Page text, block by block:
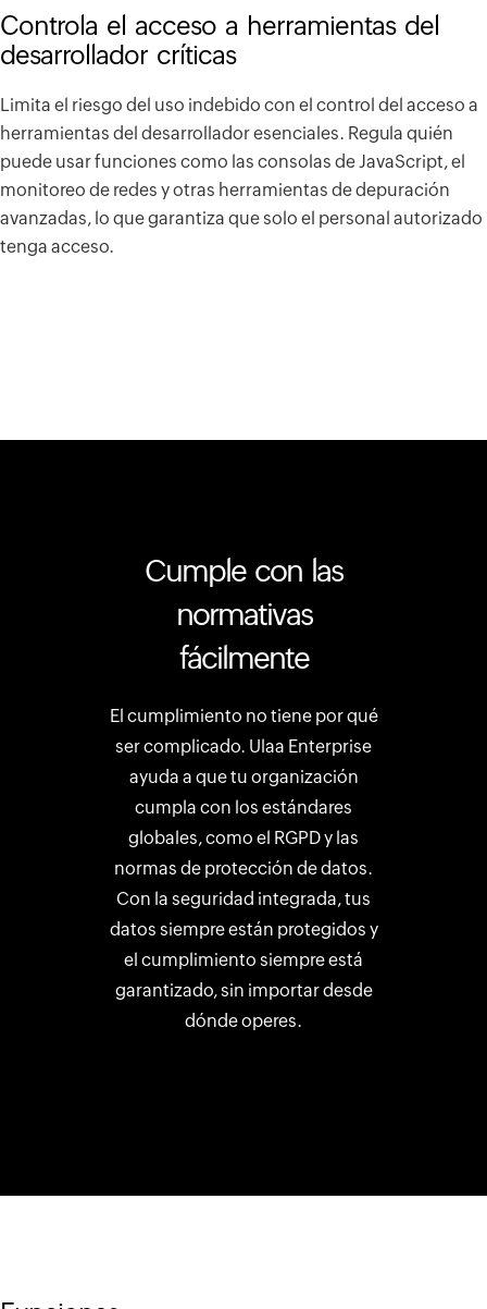
Controla el acceso a herramientas del
desarrollador críticas
Limita el riesgo del uso indebido con el control del acceso a
herramientas del desarrollador esenciales. Regula quién
puede usar funciones como las consolas de JavaScript, el
monitoreo de redes y otras herramientas de depuración
avanzadas, lo que garantiza que solo el personal autorizado
tenga acceso.
Cumple con las
normativas
fácilmente
El cumplimiento no tiene por qué
ser complicado. Ulaa Enterprise
ayuda a que tu organización
cumpla con los estándares
globales, como el RGPD y las
normas de protección de datos.
Con la seguridad integrada, tus
datos siempre están protegidos y
el cumplimiento siempre está
garantizado, sin importar desde
dónde operes.